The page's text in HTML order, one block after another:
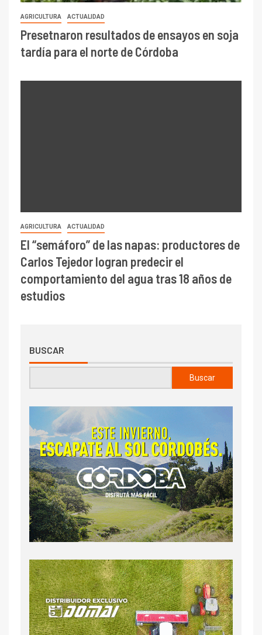
AGRICULTURA ACTUALIDAD
Presetnaron resultados de ensayos en soja
tardía para el norte de Córdoba
AGRICULTURA ACTUALIDAD
El “semáforo” de las napas: productores de
Carlos Tejedor logran predecir el
comportamiento del agua tras 18 años de
estudios
BUSCAR
Buscar